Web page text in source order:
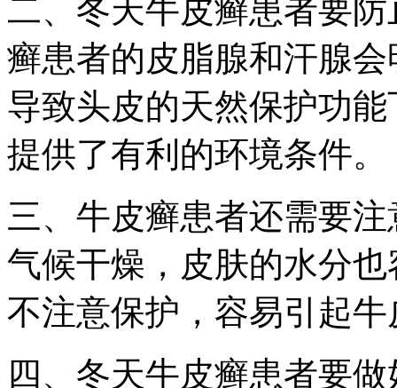
二、冬天牛皮癣患者要
癣患者的皮脂腺和汗腺
导致头皮的天然保护功
提供了有利的环境条件。
三、牛皮癣患者还需要
气候干燥，皮肤的水分
不注意保护，容易引起
四、冬天牛皮癣患者要